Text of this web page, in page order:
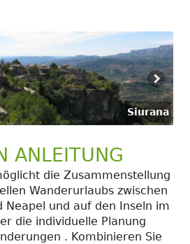
Siurana
ANLEITUNG
die Zusammenstellung
Wanderurlaubs zwischen
Neapel und auf den Inseln im
die individuelle Planung
. Kombinieren Sie